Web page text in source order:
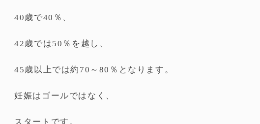
40歳で40％、
42歳では50％を越し、
45歳以上では約70～80％となります。
妊娠はゴールではなく、
スタートです。